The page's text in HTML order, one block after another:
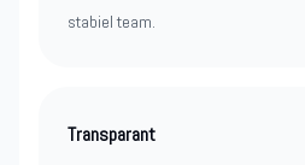
stabiel team.
Transparant